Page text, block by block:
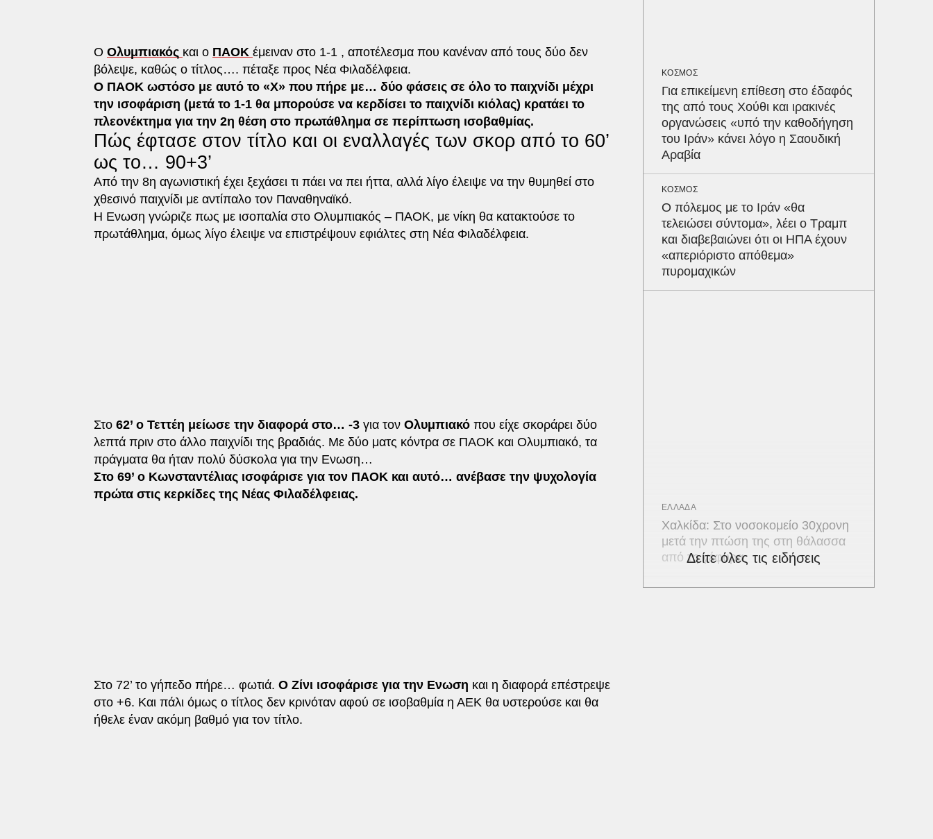
Ο Ολυμπιακός και ο ΠΑΟΚ έμειναν στο 1-1 , αποτέλεσμα που κανέναν από τους δύο δεν
βόλεψε, καθώς ο τίτλος…. πέταξε προς Νέα Φιλαδέλφεια.
Ο ΠΑΟΚ ωστόσο με αυτό το «Χ» που πήρε με… δύο φάσεις σε όλο το παιχνίδι μέχρι
την ισοφάριση (μετά το 1-1 θα μπορούσε να κερδίσει το παιχνίδι κιόλας) κρατάει το
πλεονέκτημα για την 2η θέση στο πρωτάθλημα σε περίπτωση ισοβαθμίας.
Πώς έφτασε στον τίτλο και οι εναλλαγές των σκορ από το 60’
ως το… 90+3’
Από την 8η αγωνιστική έχει ξεχάσει τι πάει να πει ήττα, αλλά λίγο έλειψε να την θυμηθεί στο
χθεσινό παιχνίδι με αντίπαλο τον Παναθηναϊκό.
Η Ενωση γνώριζε πως με ισοπαλία στο Ολυμπιακός – ΠΑΟΚ, με νίκη θα κατακτούσε το
πρωτάθλημα, όμως λίγο έλειψε να επιστρέψουν εφιάλτες στη Νέα Φιλαδέλφεια.
Στο 62’ ο Τεττέη μείωσε την διαφορά στο… -3 για τον Ολυμπιακό που είχε σκοράρει δύο
λεπτά πριν στο άλλο παιχνίδι της βραδιάς. Με δύο ματς κόντρα σε ΠΑΟΚ και Ολυμπιακό, τα
πράγματα θα ήταν πολύ δύσκολα για την Ενωση…
Στο 69’ ο Κωνσταντέλιας ισοφάρισε για τον ΠΑΟΚ και αυτό… ανέβασε την ψυχολογία
πρώτα στις κερκίδες της Νέας Φιλαδέλφειας.
Στο 72’ το γήπεδο πήρε… φωτιά. Ο Ζίνι ισοφάρισε για την Ενωση και η διαφορά επέστρεψε
στο +6. Και πάλι όμως ο τίτλος δεν κρινόταν αφού σε ισοβαθμία η ΑΕΚ θα υστερούσε και θα
ήθελε έναν ακόμη βαθμό για τον τίτλο.
ΚΟΣΜΟΣ
Για επικείμενη επίθεση στο έδαφός
της από τους Χούθι και ιρακινές
οργανώσεις «υπό την καθοδήγηση
του Ιράν» κάνει λόγο η Σαουδική
Αραβία
ΚΟΣΜΟΣ
Ο πόλεμος με το Ιράν «θα
τελειώσει σύντομα», λέει ο Τραμπ
και διαβεβαιώνει ότι οι ΗΠΑ έχουν
«απεριόριστο απόθεμα»
πυρομαχικών
ΕΛΛΑΔΑ
Χαλκίδα: Στο νοσοκομείο 30χρονη
μετά την πτώση της στη θάλασσα
από τη γέφυρα
Δείτε όλες τις ειδήσεις